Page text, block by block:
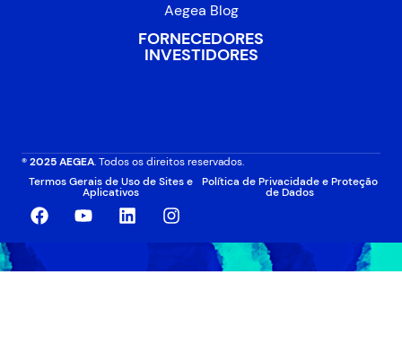
Aegea Blog
FORNECEDORES
INVESTIDORES
® 2025 AEGEA. Todos os direitos reservados.
Termos Gerais de Uso de Sites e
Aplicativos
Política de Privacidade e Proteção
de Dados